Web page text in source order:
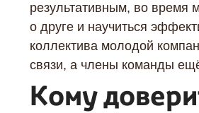
результативным, во время
о друге и научиться
коллектива молодой
связи, а члены команды
Кому